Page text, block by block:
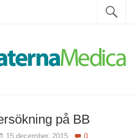
Sök
Sök
på BB
15 december, 2015 0